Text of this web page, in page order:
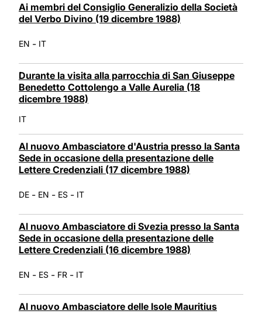
Ai membri del Consiglio Generalizio della Società
del Verbo Divino (19 dicembre 1988)
EN - IT
Durante la visita alla parrocchia di San Giuseppe
Benedetto Cottolengo a Valle Aurelia (18
dicembre 1988)
IT
Al nuovo Ambasciatore d'Austria presso la Santa
Sede in occasione della presentazione delle
Lettere Credenziali (17 dicembre 1988)
DE - EN - ES - IT
Al nuovo Ambasciatore di Svezia presso la Santa
Sede in occasione della presentazione delle
Lettere Credenziali (16 dicembre 1988)
EN - ES - FR - IT
Al nuovo Ambasciatore delle Isole Mauritius